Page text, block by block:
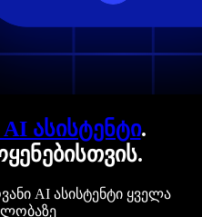
ასისტენტი.
AI ასისტენტი ყველა